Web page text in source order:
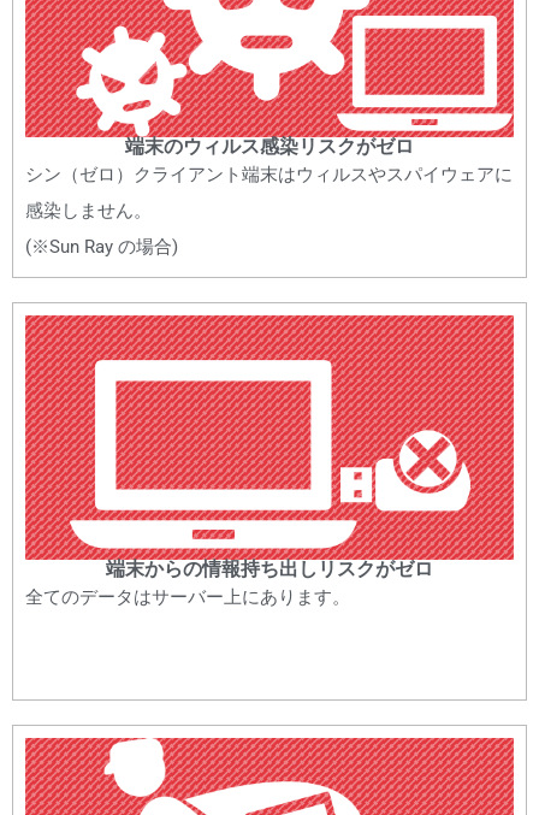
端末のウィルス感染リスクがゼロ
シン（ゼロ）クライアント端末はウィルスやスパイウェアに
感染しません。
(※Sun Ray の場合)
端末からの情報持ち出しリスクがゼロ
全てのデータはサーバー上にあります。